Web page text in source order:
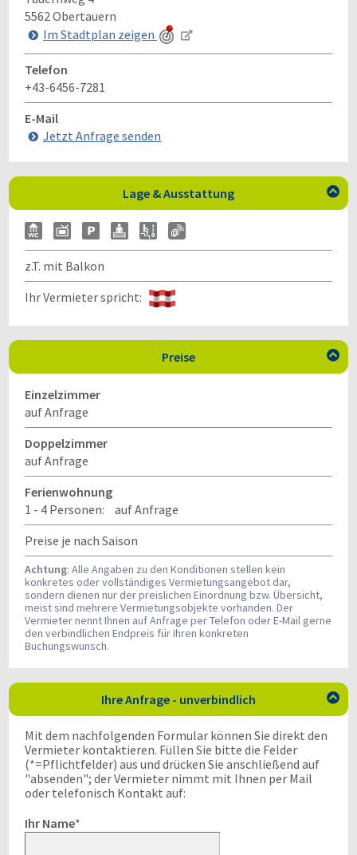
5562Obertauern
Im Stadtplan zeigen
Telefon
+43-6456-7281
E-Mail
Jetzt Anfrage senden
Lage & Ausstattung 
z.T. mit Balkon
Ihr Vermieter spricht:
Preise 
Einzelzimmer
auf Anfrage
Doppelzimmer
auf Anfrage
Ferienwohnung
1 - 4 Personen:
auf Anfrage
Preise je nach Saison
Achtung: Alle Angaben zu den Konditionen stellen kein
konkretes oder vollständiges Vermietungsangebot dar,
sondern dienen nur der preislichen Einordnung bzw. Übersicht,
meist sind mehrere Vermietungsobjekte vorhanden. Der
Vermieter nennt Ihnen auf Anfrage per Telefon oder E-Mail gerne
den verbindlichen Endpreis für Ihren konkreten
Buchungswunsch.
Ihre Anfrage - unverbindlich 
Mit dem nachfolgenden Formular können Sie direkt den
Vermieter kontaktieren. Füllen Sie bitte die Felder
(*=Pflichtfelder) aus und drücken Sie anschließend auf
"absenden"; der Vermieter nimmt mit Ihnen per Mail
oder telefonisch Kontakt auf:
Ihr Name*